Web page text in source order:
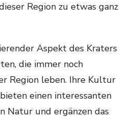
Region zu etwas ganz
Aspekt des Kraters
die immer noch
Region leben. Ihre Kultur
einen interessanten
Natur und ergänzen das